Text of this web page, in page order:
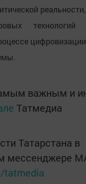
реальности,
важным и
Татмедиа
Татарстана в
мессенджере
tatmedia